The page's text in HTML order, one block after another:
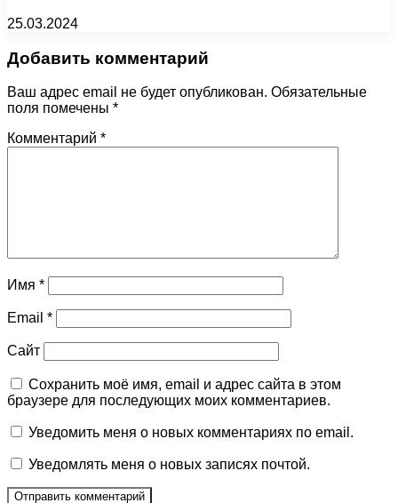
25.03.2024
Добавить комментарий
Ваш адрес email не будет опубликован. Обязательные
поля помечены *
Комментарий *
Имя *
Email *
Сайт
Сохранить моё имя, email и адрес сайта в этом
браузере для последующих моих комментариев.
Уведомить меня о новых комментариях по email.
Уведомлять меня о новых записях почтой.